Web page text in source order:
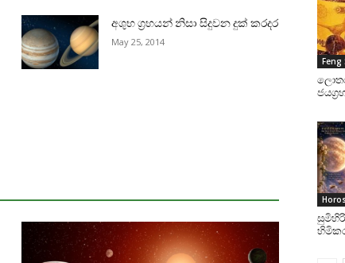
අශුභ ග්‍රහයන් නිසා සිදුවන දුක්‌ කරදර
May 25, 2014
Feng